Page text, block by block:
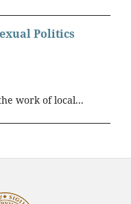
Politics
work of local...